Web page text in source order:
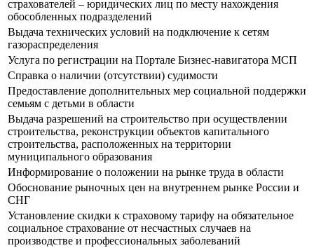
страхователей – юридических лиц по месту нахождения
обособленных подразделений
Выдача технических условий на подключение к сетям
газораспределения
Услуга по регистрации на Портале Бизнес-навигатора МСП
Справка о наличии (отсутствии) судимости
Предоставление дополнительных мер социальной поддержки
семьям с детьми в области
Выдача разрешений на строительство при осуществлении
строительства, реконструкции объектов капитального
строительства, расположенных на территории
муниципального образования
Информирование о положении на рынке труда в области
Обоснование рыночных цен на внутреннем рынке России и
СНГ
Установление скидки к страховому тарифу на обязательное
социальное страхование от несчастных случаев на
производстве и профессиональных заболеваний